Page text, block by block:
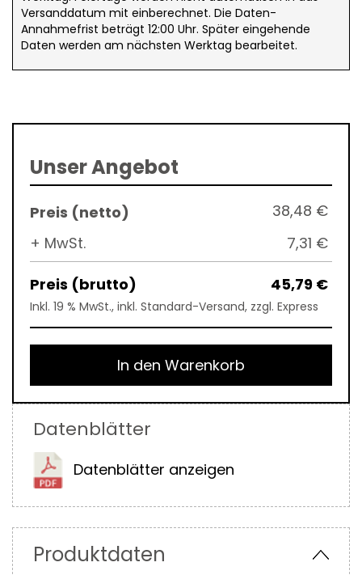
Unser Angebot
38,48 €
+ MwSt.
7,31 €
45,79 €
Inkl. 19 % MwSt., inkl. Standard-Versand, zzgl. Express
In den Warenkorb
Versanddatum mit einberechnet. Die Daten-
Annahmefrist beträgt 12:00 Uhr. Später eingehende
Daten werden am nächsten Werktag bearbeitet.
Datenblätter
Datenblätter anzeigen
Produktdaten